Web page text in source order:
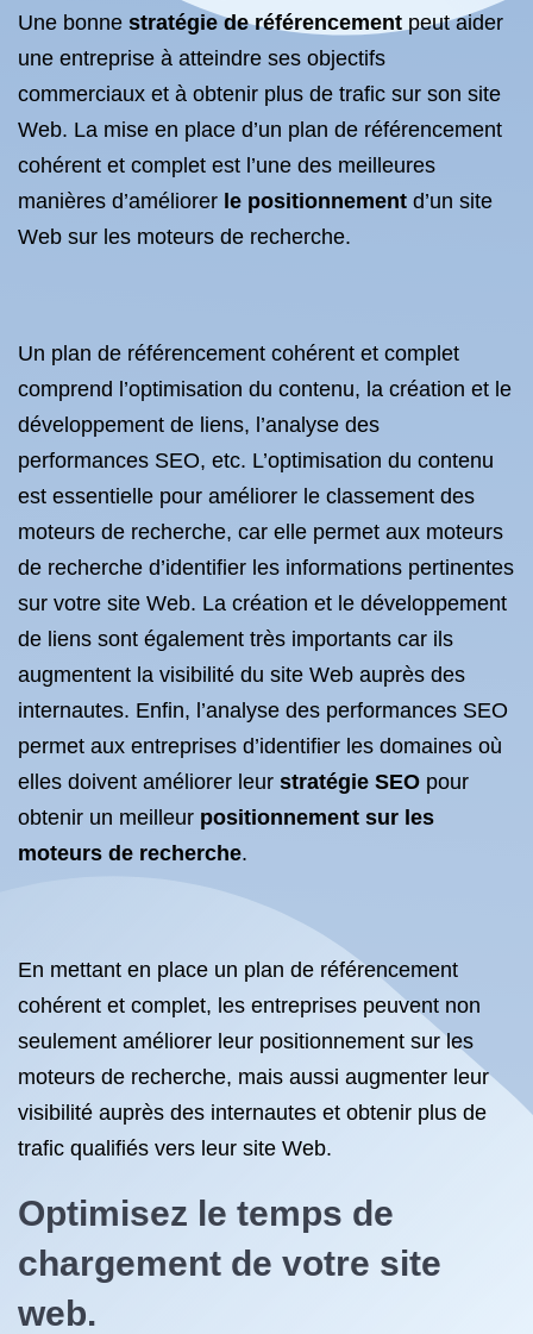
Une bonne stratégie de référencement peut aider
une entreprise à atteindre ses objectifs
commerciaux et à obtenir plus de trafic sur son site
Web. La mise en place d’un plan de référencement
cohérent et complet est l’une des meilleures
manières d’améliorer le positionnement d’un site
Web sur les moteurs de recherche.
Un plan de référencement cohérent et complet
comprend l’optimisation du contenu, la création et le
développement de liens, l’analyse des
performances SEO, etc. L’optimisation du contenu
est essentielle pour améliorer le classement des
moteurs de recherche, car elle permet aux moteurs
de recherche d’identifier les informations pertinentes
sur votre site Web. La création et le développement
de liens sont également très importants car ils
augmentent la visibilité du site Web auprès des
internautes. Enfin, l’analyse des performances SEO
permet aux entreprises d’identifier les domaines où
elles doivent améliorer leur stratégie SEO pour
obtenir un meilleur positionnement sur les
moteurs de recherche.
En mettant en place un plan de référencement
cohérent et complet, les entreprises peuvent non
seulement améliorer leur positionnement sur les
moteurs de recherche, mais aussi augmenter leur
visibilité auprès des internautes et obtenir plus de
trafic qualifiés vers leur site Web.
Optimisez le temps de
chargement de votre site
web.